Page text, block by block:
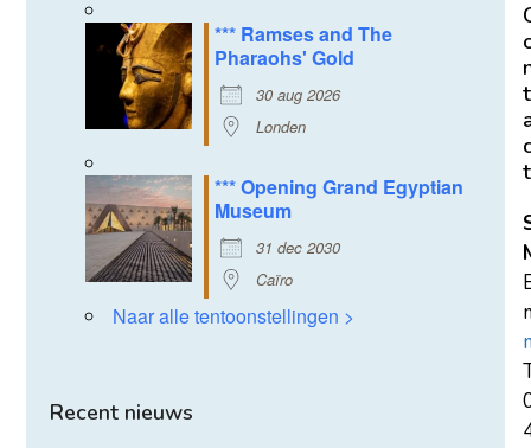
*** Ramses and The
Pharaohs' Gold
30 aug 2026
Londen
*** Opening Grand Egyptian
Museum
31 dec 2030
Caïro
Naar alle tentoonstellingen >
Recent nieuws
t
t